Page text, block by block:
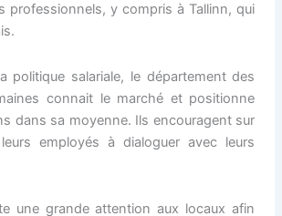
professionnels, y compris à Tallinn, qui
politique salariale, le département des
connait le marché et positionne
dans sa moyenne. Ils encouragent sur
employés à dialoguer avec leurs
une grande attention aux locaux afin